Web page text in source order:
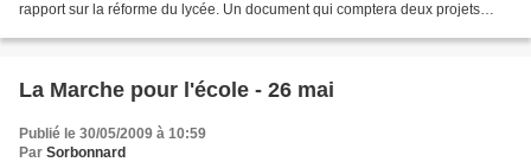
rapport sur la réforme du lycée. Un document qui comptera deux projets
La Marche pour l'école - 26 mai
Publié le 30/05/2009 à 10:59
Par Sorbonnard